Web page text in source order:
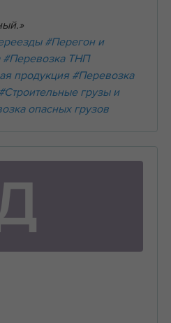
#Перегон и
#Перевозка ТНП
продукция #Перевозка
грузы и
опасных грузов